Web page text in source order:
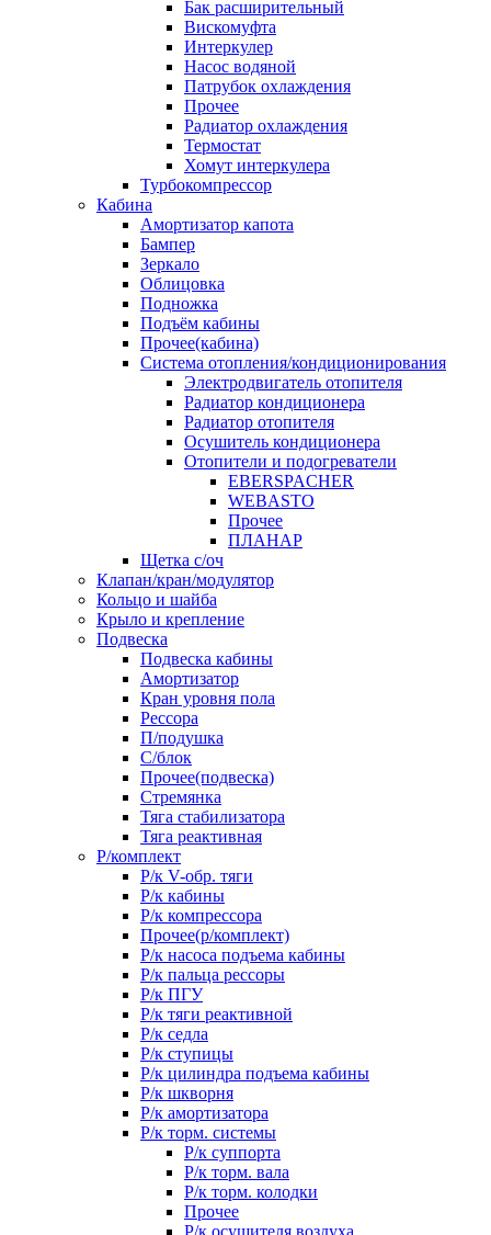
Бак расширительный
Вискомуфта
Интеркулер
Насос водяной
Патрубок охлаждения
Прочее
Радиатор охлаждения
Термостат
Хомут интеркулера
Турбокомпрессор
Кабина
Амортизатор капота
Бампер
Зеркало
Облицовка
Подножка
Подъём кабины
Прочее(кабина)
Система отопления/кондиционирования
Электродвигатель отопителя
Радиатор кондиционера
Радиатор отопителя
Осушитель кондиционера
Отопители и подогреватели
EBERSPACHER
WEBASTO
Прочее
ПЛАНАР
Щетка с/оч
Клапан/кран/модулятор
Кольцо и шайба
Крыло и крепление
Подвеска
Подвеска кабины
Амортизатор
Кран уровня пола
Рессора
П/подушка
С/блок
Прочее(подвеска)
Стремянка
Тяга стабилизатора
Тяга реактивная
Р/комплект
Р/к V-обр. тяги
Р/к кабины
Р/к компрессора
Прочее(р/комплект)
Р/к насоса подъема кабины
Р/к пальца рессоры
Р/к ПГУ
Р/к тяги реактивной
Р/к седла
Р/к ступицы
Р/к цилиндра подъема кабины
Р/к шкворня
Р/к амортизатора
Р/к торм. системы
Р/к суппорта
Р/к торм. вала
Р/к торм. колодки
Прочее